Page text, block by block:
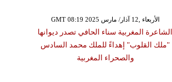
GMT 08:19 2025 الأربعاء ,12 آذار/ مارس
الشاعرة المغربية سناء الحافي تصدر ديوانها
"ملك القلوب" إهداءً للملك محمد السادس
والصحراء المغربية